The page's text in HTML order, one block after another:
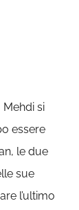
si
essere
le due
sue
l’ultimo